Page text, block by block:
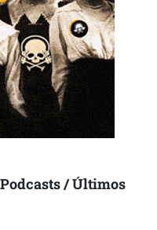
/ Últimos